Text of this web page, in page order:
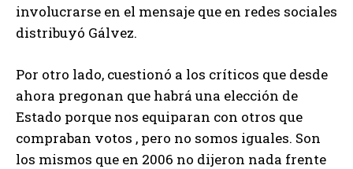
involucrarse en el mensaje que en redes sociales
distribuyó Gálvez.
Por otro lado, cuestionó a los críticos que desde
ahora pregonan que habrá una elección de
Estado porque nos equiparan con otros que
compraban votos , pero no somos iguales. Son
los mismos que en 2006 no dijeron nada frente